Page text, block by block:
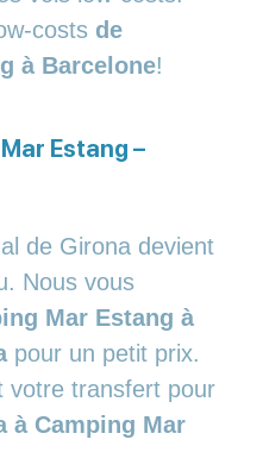
costs de
à Barcelone!
Estang –
de Girona devient
Nous vous
Mar Estang à
pour un petit prix.
votre transfert pour
à Camping Mar